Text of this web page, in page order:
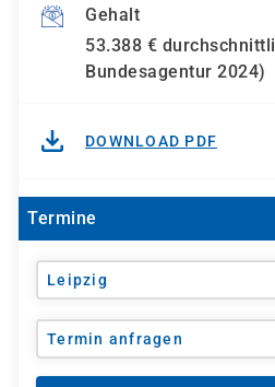
Gehalt
53.388 €
Bundesagentur 2024)
DOWNLOAD PDF
Termine
Leipzig
Termin anfragen